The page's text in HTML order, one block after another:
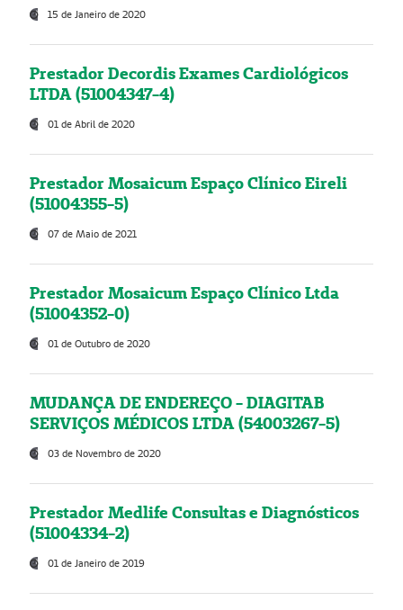
15 de Janeiro de 2020
Prestador Decordis Exames Cardiológicos
LTDA (51004347-4)
01 de Abril de 2020
Prestador Mosaicum Espaço Clínico Eireli
(51004355-5)
07 de Maio de 2021
Prestador Mosaicum Espaço Clínico Ltda
(51004352-0)
01 de Outubro de 2020
MUDANÇA DE ENDEREÇO - DIAGITAB
SERVIÇOS MÉDICOS LTDA (54003267-5)
03 de Novembro de 2020
Prestador Medlife Consultas e Diagnósticos
(51004334-2)
01 de Janeiro de 2019